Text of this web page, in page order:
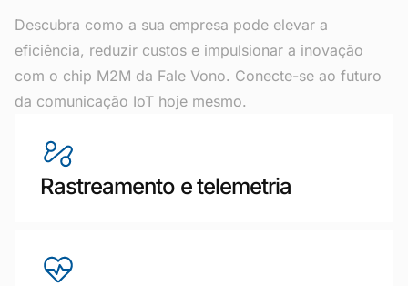
Descubra como a sua empresa pode elevar a
eficiência, reduzir custos e impulsionar a inovação
com o chip M2M da Fale Vono. Conecte-se ao futuro
da comunicação IoT hoje mesmo.
Rastreamento e telemetria